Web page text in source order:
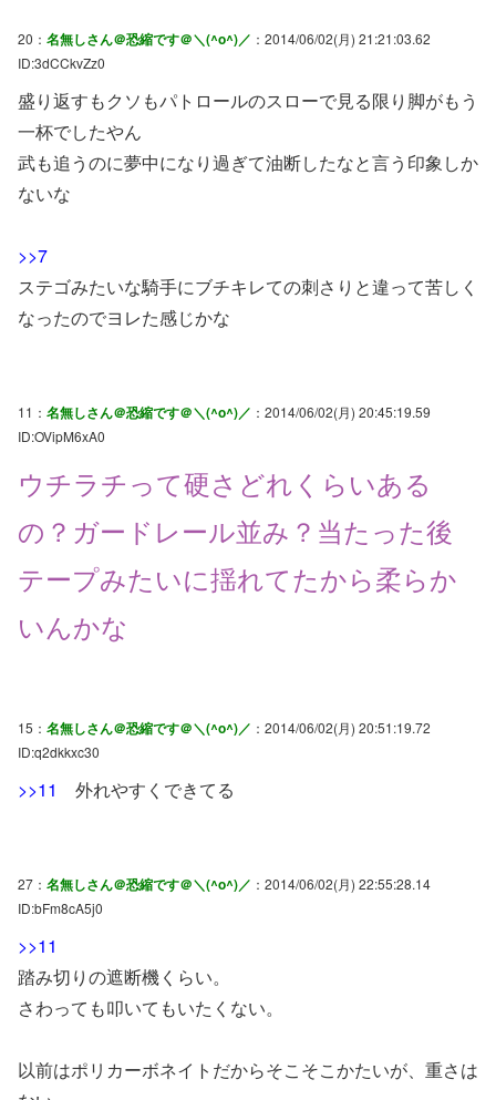
20： 名無しさん＠恐縮です＠＼(^o^)／ ：2014/06/02(月) 21:21:03.62
ID:3dCCkvZz0
盛り返すもクソもパトロールのスローで見る限り脚がもう
一杯でしたやん
武も追うのに夢中になり過ぎて油断したなと言う印象しか
ないな
>>7
ステゴみたいな騎手にブチキレての刺さりと違って苦しく
なったのでヨレた感じかな
11： 名無しさん＠恐縮です＠＼(^o^)／ ：2014/06/02(月) 20:45:19.59
ID:OVipM6xA0
ウチラチって硬さどれくらいある
の？ガードレール並み？当たった後
テープみたいに揺れてたから柔らか
いんかな
15： 名無しさん＠恐縮です＠＼(^o^)／ ：2014/06/02(月) 20:51:19.72
ID:q2dkkxc30
>>11 外れやすくできてる
27： 名無しさん＠恐縮です＠＼(^o^)／ ：2014/06/02(月) 22:55:28.14
ID:bFm8cA5j0
>>11
踏み切りの遮断機くらい。
さわっても叩いてもいたくない。
以前はポリカーボネイトだからそこそこかたいが、重さは